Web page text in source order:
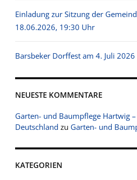
Einladung zur Sitzung der
18.06.2026, 19:30 Uhr
Barsbeker Dorffest am 4. Juli 2026
NEUESTE KOMMENTARE
Garten- und Baumpflege Hartwig
Deutschland zu Garten- und
KATEGORIEN